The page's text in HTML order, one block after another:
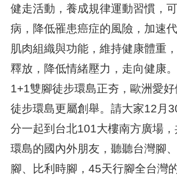
健走活動，養成規律運動習慣，
病，降低罹患癌症的風險，加速
肌肉組織與功能，維持健康體重
釋放，降低情緒壓力，走向健康。
1+1雙腳徒步環島正夯，歐洲愛
徒步環島更屬創舉。請大家12月
分一起到台北101大樓南方廣場
環島的國內外朋友，聽聽台灣腳
腳、比利時腳，45天行腳全台灣的